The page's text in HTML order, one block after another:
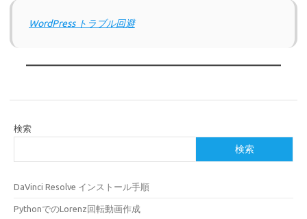
WordPress トラブル回避
検索
検索
DaVinci Resolve インストール手順
PythonでのLorenz回転動画作成